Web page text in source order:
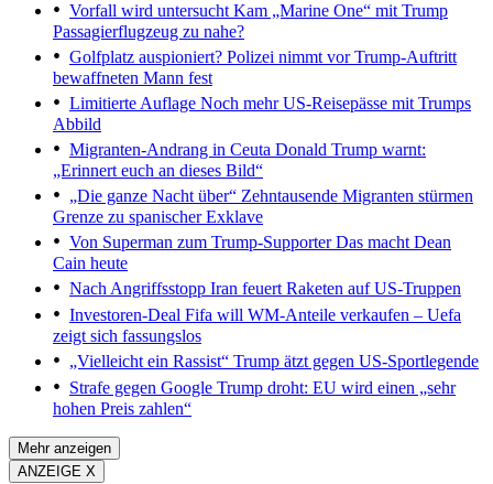
Vorfall wird untersucht Kam „Marine One“ mit Trump
Passagierflugzeug zu nahe?
Golfplatz auspioniert? Polizei nimmt vor Trump-Auftritt
bewaffneten Mann fest
Limitierte Auflage Noch mehr US-Reisepässe mit Trumps
Abbild
Migranten-Andrang in Ceuta Donald Trump warnt:
„Erinnert euch an dieses Bild“
„Die ganze Nacht über“ Zehntausende Migranten stürmen
Grenze zu spanischer Exklave
Von Superman zum Trump-SupporterDas macht Dean
Cain heute
Nach Angriffsstopp Iran feuert Raketen auf US-Truppen
Investoren-Deal Fifa will WM-Anteile verkaufen – Uefa
zeigt sich fassungslos
„Vielleicht ein Rassist“ Trump ätzt gegen US-Sportlegende
Strafe gegen Google Trump droht: EU wird einen „sehr
hohen Preis zahlen“
Mehr anzeigen
ANZEIGE X